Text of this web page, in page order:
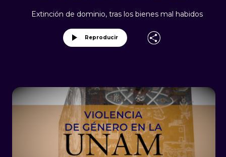
Extinción de dominio, tras los bienes mal habidos
Reproducir